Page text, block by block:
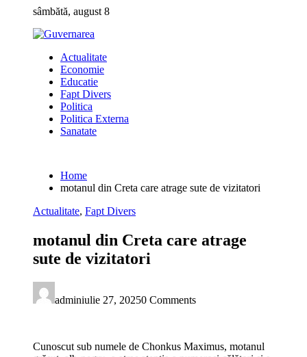
content
sâmbătă, august 8
Actualitate
Economie
Educatie
Fapt Divers
Politica
Politica Externa
Sanatate
Home
motanul din Creta care atrage sute de vizitatori
Actualitate, Fapt Divers
motanul din Creta care atrage
sute de vizitatori
adminiulie 27, 20250 Comments
Cunoscut sub numele de Chonkus Maximus, motanul